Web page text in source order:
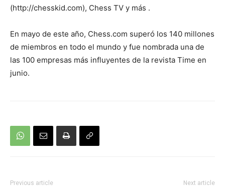
(http://chesskid.com), Chess TV y más .
En mayo de este año, Chess.com superó los 140 millones
de miembros en todo el mundo y fue nombrada una de
las 100 empresas más influyentes de la revista Time en
junio.
Previous article Next article